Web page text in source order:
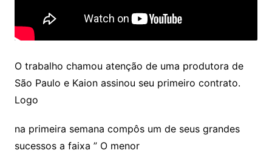
O trabalho chamou atenção de uma produtora de
São Paulo e Kaion assinou seu primeiro contrato.
Logo
na primeira semana compôs um de seus grandes
sucessos a faixa ” O menor